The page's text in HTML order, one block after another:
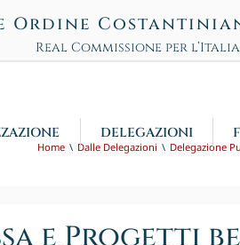
Ordine
Real Commissione per l’Italia
DELEGAZIONI
Home Dalle Delegazioni Delegazione